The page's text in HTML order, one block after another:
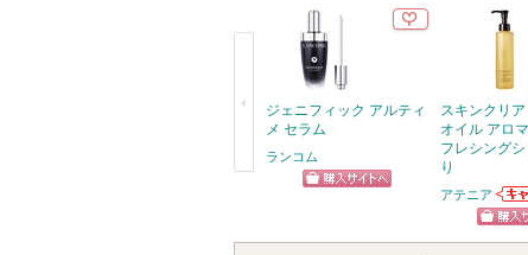
ジェニフィック アルティ
メ セラム
ランコム
スキンクリ
オイル アロ
フレシング
り
アテニア
アテ
お知
ます
ショ